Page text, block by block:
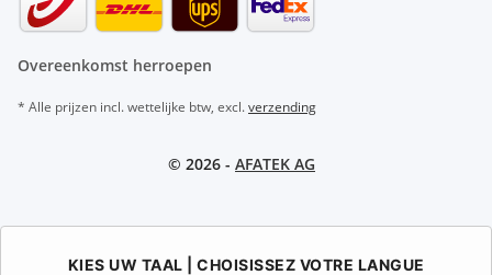
Overeenkomst herroepen
* Alle prijzen incl. wettelijke btw, excl.verzending
© 2026 - AFATEK AG
KIES UW TAAL | CHOISISSEZ VOTRE LANGUE